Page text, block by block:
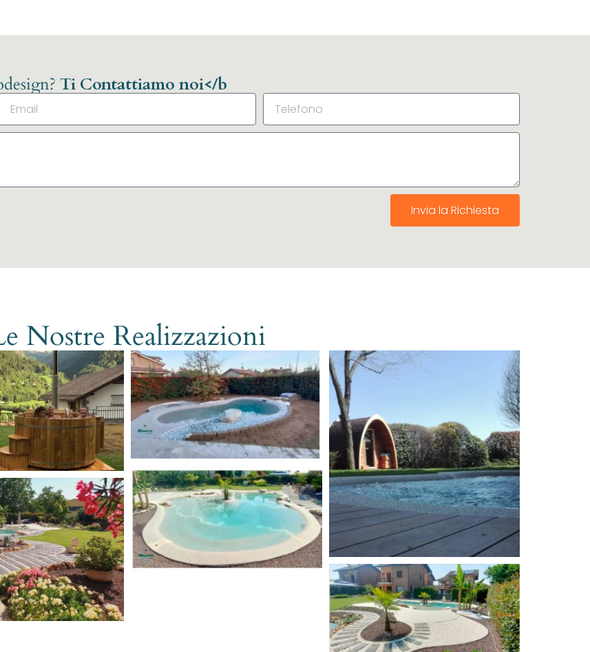
Ti Contattiamo noi</b
Invia la Richiesta
Nostre Realizzazioni